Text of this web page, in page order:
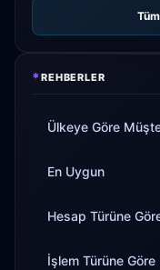
*REHBERLER
Ülkeye Göre
En Uygun
Hesap Türüne
İşlem Türüne Göre